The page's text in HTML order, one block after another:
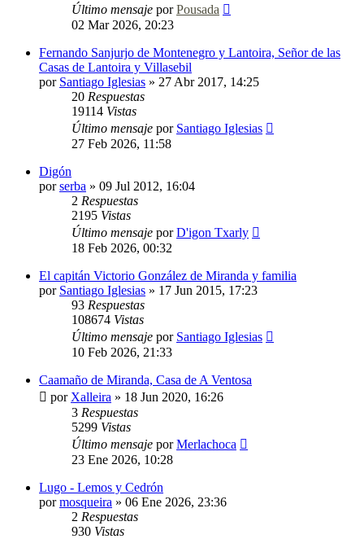
Último mensaje porPousada
02 Mar 2026, 20:23
Fernando Sanjurjo de Montenegro y Lantoira, Señor de las
Casas de Lantoira y Villasebil
por Santiago Iglesias » 27 Abr 2017, 14:25
20 Respuestas
19114 Vistas
Último mensaje por Santiago Iglesias
27 Feb 2026, 11:58
Digón
porserba » 09 Jul 2012, 16:04
2 Respuestas
2195 Vistas
Último mensaje porD'igon Txarly
18 Feb 2026, 00:32
El capitán Victorio González de Miranda y familia
por Santiago Iglesias » 17 Jun 2015, 17:23
93 Respuestas
108674 Vistas
Último mensaje por Santiago Iglesias
10 Feb 2026, 21:33
Caamaño de Miranda, Casa de A Ventosa
por Xalleira » 18 Jun 2020, 16:26
3 Respuestas
5299 Vistas
Último mensaje porMerlachoca
23 Ene 2026, 10:28
Lugo - Lemos y Cedrón
pormosqueira » 06 Ene 2026, 23:36
2 Respuestas
930 Vistas